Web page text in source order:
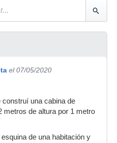
el 07/05/2020
una cabina de
metros de altura por 1 metro
de una habitación y